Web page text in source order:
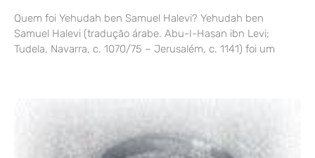
Quem foi Yehudah ben Samuel Halevi? Yehudah ben
Samuel Halevi (tradução árabe. Abu-I-Hasan ibn Levi;
Tudela, Navarra, c. 1070/75 – Jerusalém, c. 1141) foi um